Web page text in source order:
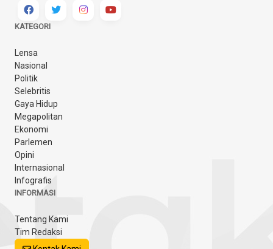
KATEGORI
Lensa
Nasional
Politik
Selebritis
Gaya Hidup
Megapolitan
Ekonomi
Parlemen
Opini
Internasional
Infografis
INFORMASI
Tentang Kami
Tim Redaksi